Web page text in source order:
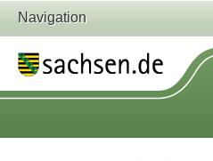
Navigation